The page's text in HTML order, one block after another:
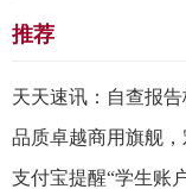
推荐
天天速讯：自查报
支付宝提醒“学生账